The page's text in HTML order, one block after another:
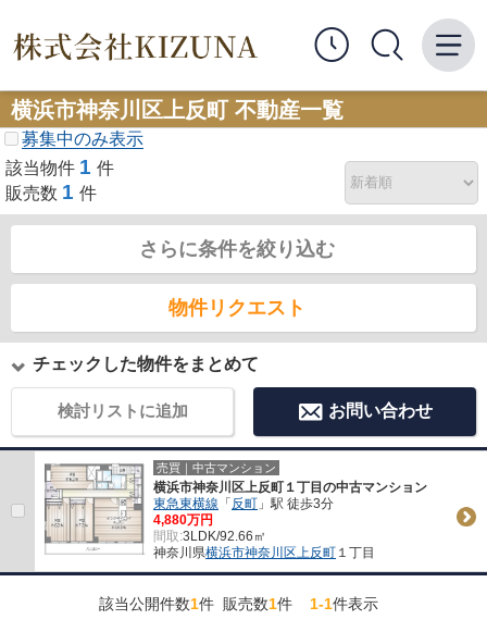
横浜市神奈川区上反町 不動産一覧
募集中のみ表示
該当物件 1 件
販売数 1 件
さらに条件を絞り込む
物件リクエスト
チェックした物件をまとめて
検討リストに追加 お問い合わせ
売買｜中古マンション
横浜市神奈川区上反町１丁目の中古マンション
東急東横線 「反町 」駅 徒歩3分
4,880万円
間取:3LDK/92.66㎡
神奈川県横浜市神奈川区上反町 １丁目
該当公開件数1件 販売数1件1-1件表示